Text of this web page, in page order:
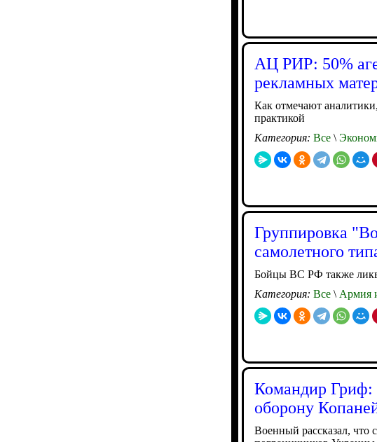
АЦ РИР: 50%
рекламных
Как отмечают
практикой
Категория: Все \
Группировка
самолетного
Бойцы ВС РФ также
Категория: Все \ Армия
Командир Гриф:
оборону
Военный рассказал, что